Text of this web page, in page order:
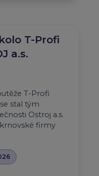
T-Profi
a.s.
T-Profi
stal tým
Ostroj a.s.
firmy